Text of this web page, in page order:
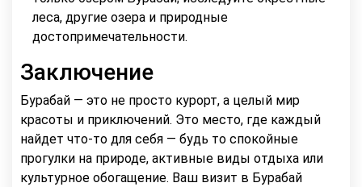
леса, другие озера и природные
достопримечательности.
Заключение
Бурабай — это не просто курорт, а целый мир
красоты и приключений. Это место, где каждый
найдет что-то для себя — будь то спокойные
прогулки на природе, активные виды отдыха или
культурное обогащение. Ваш визит в Бурабай